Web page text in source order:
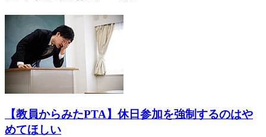
【教員からみたPTA】休日参加を強制するのはや
めてほしい